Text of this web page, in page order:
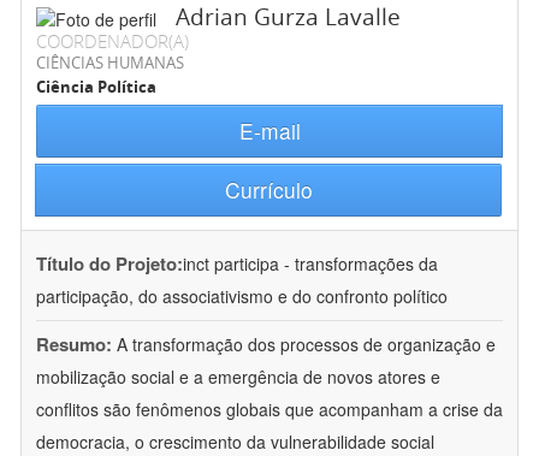
Adrian Gurza Lavalle
COORDENADOR(A)
CIÊNCIAS HUMANAS
Ciência Política
E-mail
Currículo
Título do Projeto:inct participa - transformações da
participação, do associativismo e do confronto político
Resumo: A transformação dos processos de organização e
mobilização social e a emergência de novos atores e
conflitos são fenômenos globais que acompanham a crise da
democracia, o crescimento da vulnerabilidade social